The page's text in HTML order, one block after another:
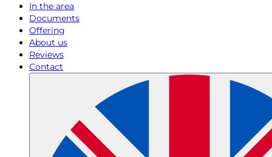
In the area
Documents
Offering
About us
Reviews
Contact